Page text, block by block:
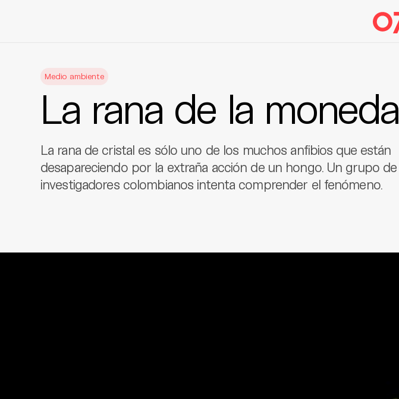
Medio ambiente
La rana de la moneda
La rana de cristal es sólo uno de los muchos anfibios que están
desapareciendo por la extraña acción de un hongo. Un grupo de
investigadores colombianos intenta comprender el fenómeno.